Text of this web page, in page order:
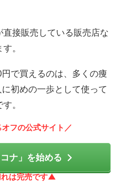
接販売している販売店な
。
で買えるのは、多くの痩
初めの一歩として使って
。
フの公式サイト／
ナ」を始める
は完売です▲